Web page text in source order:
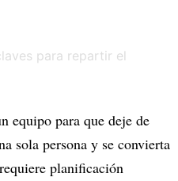
equipo para que deje de
sola persona y se convierta
planificación